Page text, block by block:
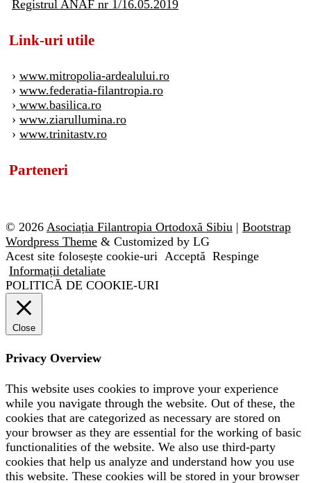
Registrul ANAF nr 1/16.05.2019
Link-uri utile
› www.mitropolia-ardealului.ro
› www.federatia-filantropia.ro
› www.basilica.ro
› www.ziarullumina.ro
› www.trinitastv.ro
Parteneri
© 2026 Asociația Filantropia Ortodoxă Sibiu | Bootstrap
Wordpress Theme & Customized by LG
Acest site folosește cookie-uri Acceptă Respinge
Informații detaliate
POLITICĂ DE COOKIE-URI
Close
Privacy Overview
This website uses cookies to improve your experience
while you navigate through the website. Out of these, the
cookies that are categorized as necessary are stored on
your browser as they are essential for the working of basic
functionalities of the website. We also use third-party
cookies that help us analyze and understand how you use
this website. These cookies will be stored in your browser